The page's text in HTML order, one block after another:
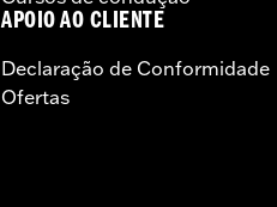
APOIO AO CLIENTE
Declaração de Conformidade
Ofertas